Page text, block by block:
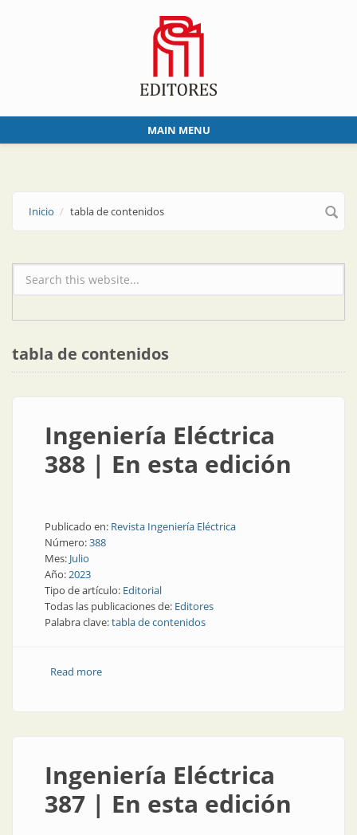
MAIN MENU
Inicio tabla de contenidos
Formulario de búsqueda
tabla de contenidos
Ingeniería Eléctrica
388 | En esta edición
Publicado en: Revista Ingeniería Eléctrica
Número:388
Mes: Julio
Año:2023
Tipo de artículo: Editorial
Todas las publicaciones de: Editores
Palabra clave:tabla de contenidos
Read moreabout Ingeniería Eléctrica 388 | En esta edición
Ingeniería Eléctrica
387 | En esta edición